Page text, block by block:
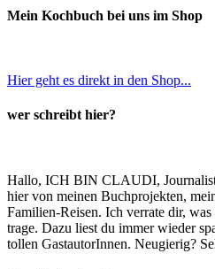
Mein Kochbuch bei uns im Shop
Hier geht es direkt in den Shop...
wer schreibt hier?
Hallo, ICH BIN CLAUDI,
hier von meinen Buchprojekten,
Familien-Reisen. Ich verrate dir, was
trage. Dazu liest du immer wieder
tollen GastautorInnen. Neugierig?